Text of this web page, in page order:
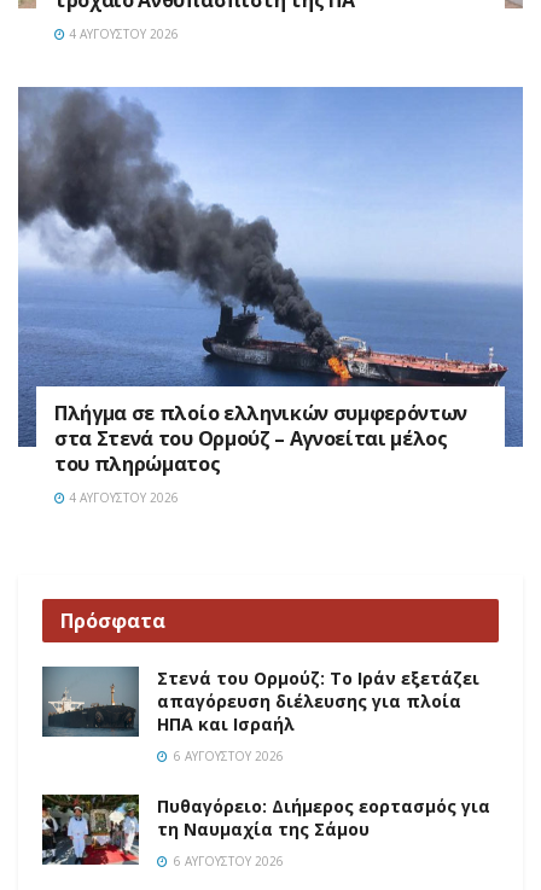
4 ΑΥΓΟΎΣΤΟΥ 2026
Πλήγμα σε πλοίο ελληνικών συμφερόντων
στα Στενά του Ορμούζ – Αγνοείται μέλος
του πληρώματος
4 ΑΥΓΟΎΣΤΟΥ 2026
Πρόσφατα
Στενά του Ορμούζ: Το Ιράν εξετάζει
απαγόρευση διέλευσης για πλοία
ΗΠΑ και Ισραήλ
6 ΑΥΓΟΎΣΤΟΥ 2026
Πυθαγόρειο: Διήμερος εορτασμός για
τη Ναυμαχία της Σάμου
6 ΑΥΓΟΎΣΤΟΥ 2026